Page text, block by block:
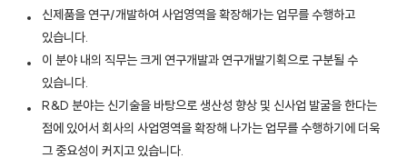
신제품을 연구/개발하여 사업영역을 확장해가는 업무를 수행하고
있습니다.
이 분야 내의 직무는 크게 연구개발과 연구개발기획으로 구분될 수
있습니다.
R&D 분야는 신기술을 바탕으로 생산성 향상 및 신사업 발굴을 한다는
점에 있어서 회사의 사업영역을 확장해 나가는 업무를 수행하기에 더욱
그 중요성이 커지고 있습니다.